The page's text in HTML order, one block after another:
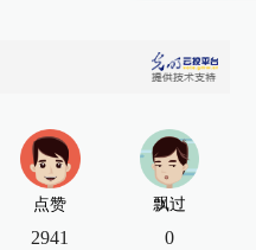
点赞
2941
飘过
0